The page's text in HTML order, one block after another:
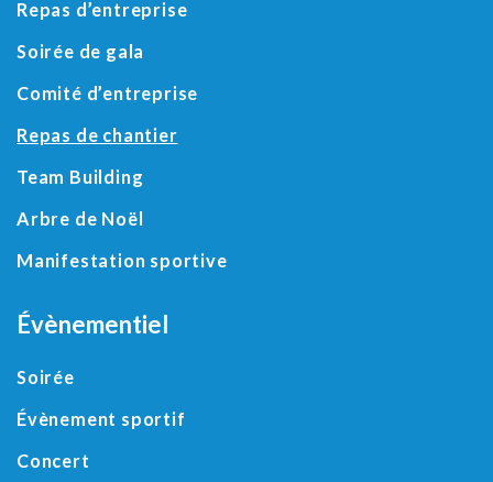
Repas d’entreprise
Soirée de gala
Comité d’entreprise
Repas de chantier
Team Building
Arbre de Noël
Manifestation sportive
Évènementiel
Soirée
Évènement sportif
Concert